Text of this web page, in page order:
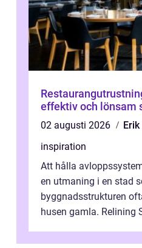
effektiv och lönsam
02 augusti 2026
inspiration
Att hålla
en utmaning i en stad
byggnadsstrukturen
husen gamla. Relining